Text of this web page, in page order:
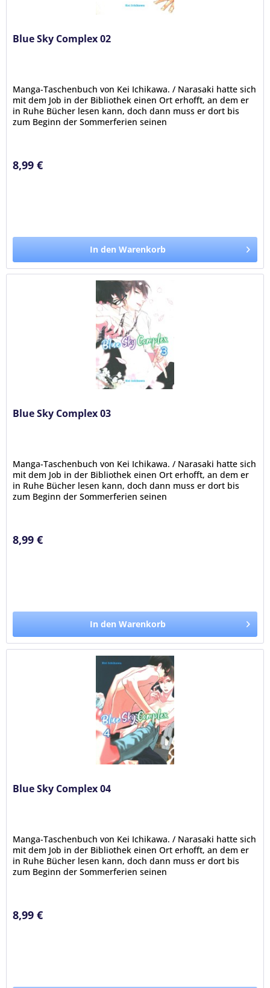
Blue Sky Complex 02
Manga-Taschenbuch von Kei Ichikawa. / Narasaki hatte sich
mit dem Job in der Bibliothek einen Ort erhofft, an dem er
in Ruhe Bücher lesen kann, doch dann muss er dort bis
zum Beginn der Sommerferien seinen
8,99 €
In den Warenkorb
Blue Sky Complex 03
Manga-Taschenbuch von Kei Ichikawa. / Narasaki hatte sich
mit dem Job in der Bibliothek einen Ort erhofft, an dem er
in Ruhe Bücher lesen kann, doch dann muss er dort bis
zum Beginn der Sommerferien seinen
8,99 €
In den Warenkorb
Blue Sky Complex 04
Manga-Taschenbuch von Kei Ichikawa. / Narasaki hatte sich
mit dem Job in der Bibliothek einen Ort erhofft, an dem er
in Ruhe Bücher lesen kann, doch dann muss er dort bis
zum Beginn der Sommerferien seinen
8,99 €